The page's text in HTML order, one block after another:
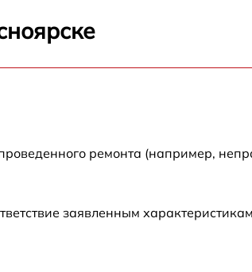
ремонта (например,
заявленным